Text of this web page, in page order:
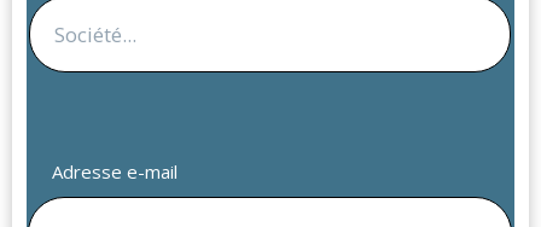
Adresse e-mail